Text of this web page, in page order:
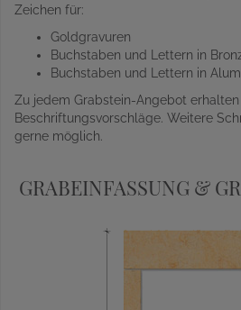
Zeichen für:
Goldgravuren
Buchstaben und Lettern in
Buchstaben und Lettern in
Zu jedem Grabstein-Angebot
Beschriftungsvorschläge. Weitere
gerne möglich.
GRABEINFASSUNG &